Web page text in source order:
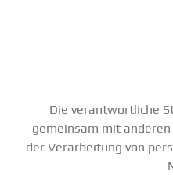
Die verantwortliche
gemeinsam mit
der Verarbeitung von